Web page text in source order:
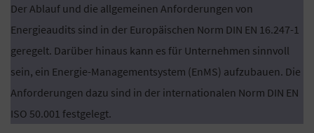
Der Ablauf und die allgemeinen Anforderungen von
Energieaudits sind in der Europäischen Norm DIN EN 16.247-1
geregelt. Darüber hinaus kann es für Unternehmen sinnvoll
sein, ein Energie-Managementsystem (EnMS) aufzubauen. Die
Anforderungen dazu sind in der internationalen Norm DIN EN
ISO 50.001 festgelegt.